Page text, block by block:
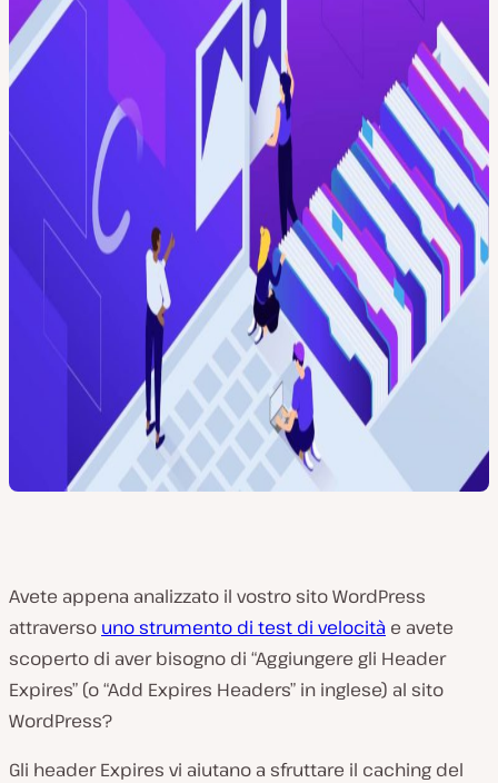
Avete appena analizzato il vostro sito WordPress
attraverso uno strumento di test di velocità e avete
scoperto di aver bisogno di “Aggiungere gli Header
Expires” (o “Add Expires Headers” in inglese) al sito
WordPress?
Gli header Expires vi aiutano a sfruttare il caching del